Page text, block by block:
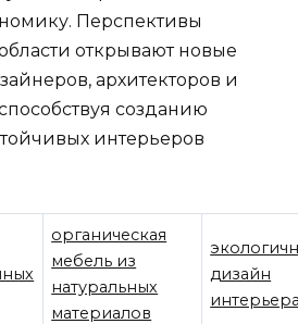
Перспективы
открывают новые
архитекторов и
созданию
интерьеров
органическая
мебель из
натуральных
материалов
дизайн